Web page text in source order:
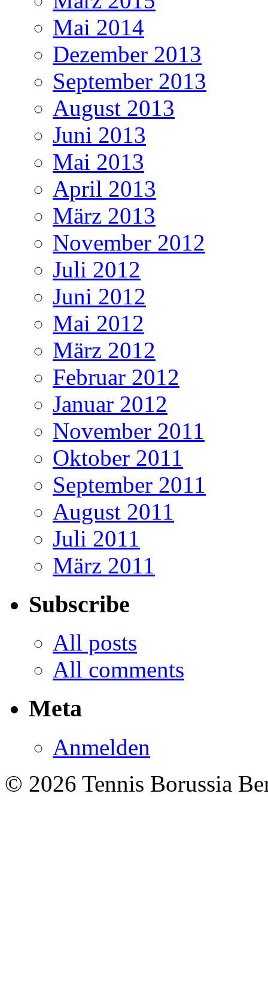
Mai 2014
Dezember 2013
September 2013
August 2013
Juni 2013
Mai 2013
April 2013
März 2013
November 2012
Juli 2012
Juni 2012
Mai 2012
März 2012
Februar 2012
Januar 2012
November 2011
Oktober 2011
September 2011
August 2011
Juli 2011
März 2011
Subscribe
All posts
All comments
Meta
Anmelden
© 2026 Tennis Borussia